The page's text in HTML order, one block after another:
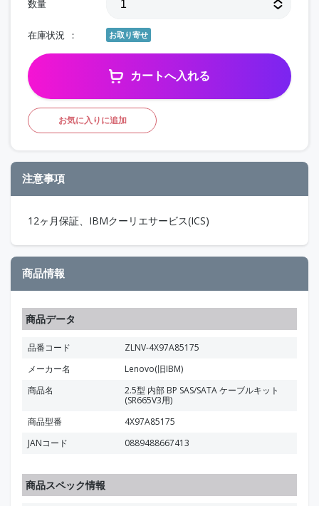
数量
在庫状況 お取り寄せ
カートへ入れる
お気に入りに追加
注意事項
12ヶ月保証、IBMクーリエサービス(ICS)
商品情報
商品データ
品番コード
ZLNV-4X97A85175
メーカー名
Lenovo(旧IBM)
商品名
2.5型 内部 BP SAS/SATA ケーブルキット
(SR665V3用)
商品型番
4X97A85175
JANコード
0889488667413
商品スペック情報